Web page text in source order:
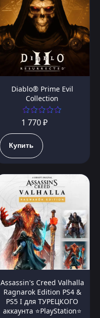
Diablo® Prime Evil
Collection
1 770 ₽
Купить
Assassin's Creed Valhalla
Ragnarok Edition PS4 &
PS5 I для ТУРЕЦКОГО
аккаунта ⭐PlayStation⭐